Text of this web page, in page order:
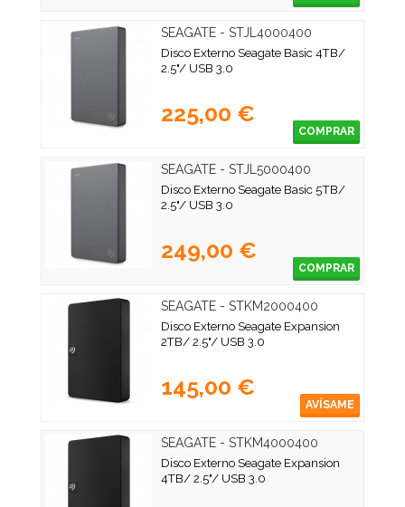
SEAGATE - STJL4000400
Disco Externo Seagate Basic 4TB/
2.5"/ USB 3.0
225,00 €
COMPRAR
SEAGATE - STJL5000400
Disco Externo Seagate Basic 5TB/
2.5"/ USB 3.0
249,00 €
COMPRAR
SEAGATE - STKM2000400
Disco Externo Seagate Expansion
2TB/ 2.5"/ USB 3.0
145,00 €
AVÍSAME
SEAGATE - STKM4000400
Disco Externo Seagate Expansion
4TB/ 2.5"/ USB 3.0